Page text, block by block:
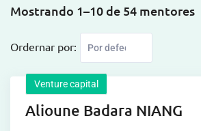
Mostrando 1–10 de 54 mentores
Ordernar por:
Venture capital
Alioune Badara NIANG